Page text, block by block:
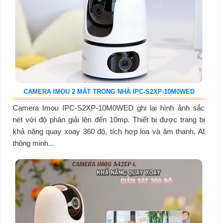
CAMERA IMOU 2 MẮT TRONG NHÀ IPC-S2XP-10M0WED
Camera Imou IPC-S2XP-10M0WED ghi lại hình ảnh sắc
nét với độ phân giải lên đến 10mp. Thiết bị được trang bị
khả năng quay xoay 360 độ, tích hợp loa và âm thanh, AI
thông minh...